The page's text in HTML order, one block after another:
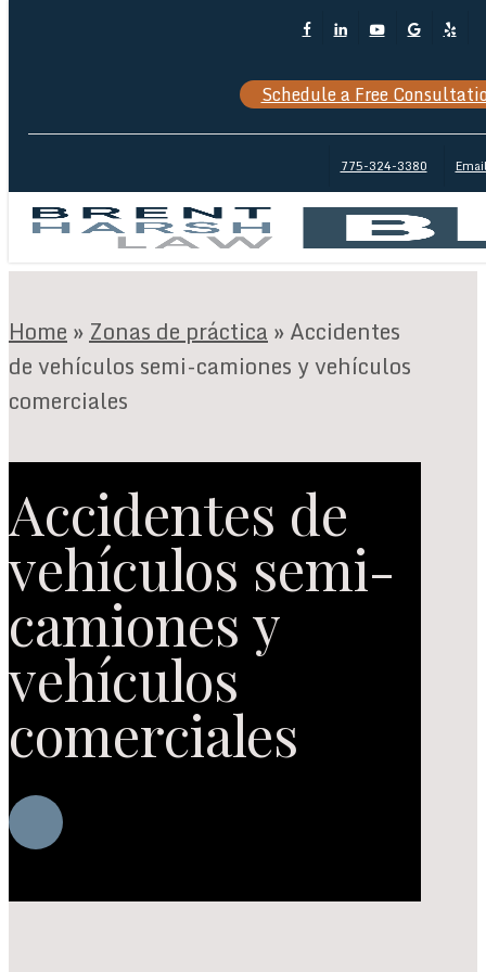
content
FacebookLinkedinYoutubeGoogle-
Yelp
Schedule a Free
775-324-3380
Home»Zonas de práctica»Accidentes
de vehículos semi-camiones y vehículos
comerciales
Accidentes de
vehículos semi-
camiones y
vehículos
comerciales
Navigate